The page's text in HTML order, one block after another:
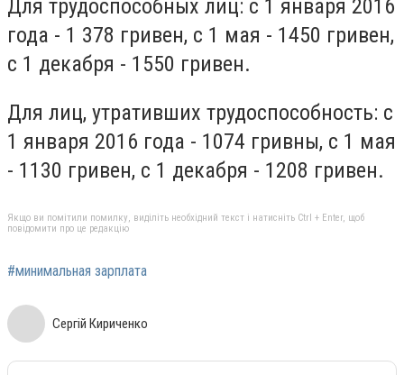
Для трудоспособных лиц: с 1 января 2016
года - 1 378 гривен, с 1 мая - 1450 гривен,
с 1 декабря - 1550 гривен.
Для лиц, утративших трудоспособность: с
1 января 2016 года - 1074 гривны, с 1 мая
- 1130 гривен, с 1 декабря - 1208 гривен.
Якщо ви помітили помилку, виділіть необхідний текст і натисніть Ctrl + Enter, щоб
повідомити про це редакцію
#минимальная зарплата
Сергій Кириченко